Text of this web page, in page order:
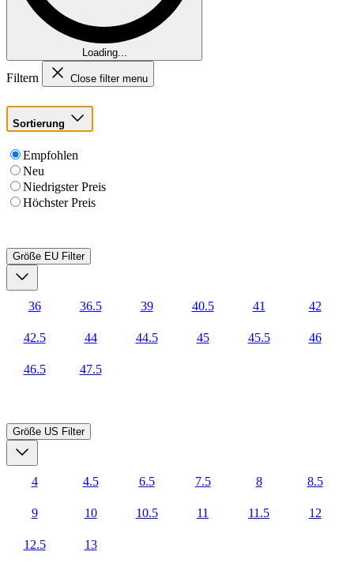
Loading...
Filtern Close filter menu
Sortierung
Empfohlen
Neu
Niedrigster Preis
Höchster Preis
Größe EU Filter
36 36.5 39 40.5 41 42
42.5 44 44.5 45 45.5 46
46.5 47.5
Größe US Filter
4 4.5 6.5 7.5 8 8.5
9 10 10.5 11 11.5 12
12.5 13